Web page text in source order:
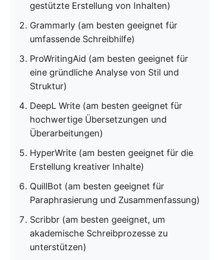
gestützte Erstellung von Inhalten)
Grammarly (am besten geeignet für
umfassende Schreibhilfe)
ProWritingAid (am besten geeignet für
eine gründliche Analyse von Stil und
Struktur)
DeepL Write (am besten geeignet für
hochwertige Übersetzungen und
Überarbeitungen)
HyperWrite (am besten geeignet für die
Erstellung kreativer Inhalte)
QuillBot (am besten geeignet für
Paraphrasierung und Zusammenfassung)
Scribbr (am besten geeignet, um
akademische Schreibprozesse zu
unterstützen)